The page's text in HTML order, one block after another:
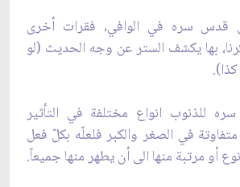
قدس سره في الوافي، فقرات أخرى
بها يكشف الستر عن وجه الحديث (لو
للذنوب انواع مختلفة في التأثير
في الصغر والكبر فلعلّه بكلّ فعل
مرتبة منها الى أن يطهر منها جميعاً.